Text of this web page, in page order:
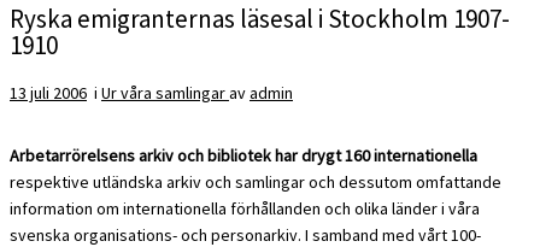
Ryska emigranternas läsesal i Stockholm 1907-
1910
13 juli 2006 i Ur våra samlingaravadmin
Arbetarrörelsens arkiv och bibliotek har drygt 160 internationella
respektive utländska arkiv och samlingar och dessutom omfattande
information om internationella förhållanden och olika länder i våra
svenska organisations- och personarkiv. I samband med vårt 100-